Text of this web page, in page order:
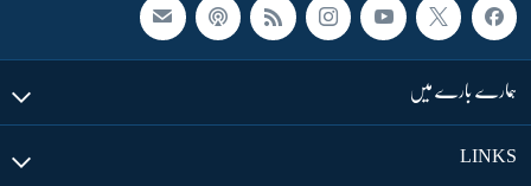
ہمارے بارے میں
LINKS